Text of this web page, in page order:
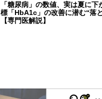
「糖尿病」の数値、実は夏に
標「HbA1c」の改善に潜む“落
【専門医解説】